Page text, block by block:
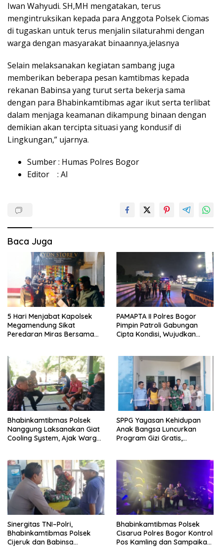
Iwan Wahyudi. SH,MH mengatakan, terus
mengintruksikan kepada para Anggota Polsek Ciomas
di tugaskan untuk terus menjalin silaturahmi dengan
warga dengan masyarakat binaannya,jelasnya
Selain melaksanakan kegiatan sambang juga
memberikan beberapa pesan kamtibmas kepada
rekanan Babinsa yang turut serta bekerja sama
dengan para Bhabinkamtibmas agar ikut serta terlibat
dalam menjaga keamanan dikampung binaan dengan
demikian akan tercipta situasi yang kondusif di
Lingkungan,” ujarnya.
Sumber : Humas Polres Bogor
Editor : AI
Baca Juga
5 Hari Menjabat Kapolsek
Megamendung Sikat
Peredaran Miras Bersama
PAMAPTA II Polres Bogor
Pimpin Patroli Gabungan
Cipta Kondisi, Wujudkan
Bhabinkamtibmas Polsek
Nanggung Laksanakan Giat
Cooling System, Ajak Warga
Kamtibmas
SPPG Yayasan Kehidupan
Anak Bangsa Luncurkan
Program Gizi Gratis,
Sinergitas TNI–Polri,
Bhabinkamtibmas Polsek
Cijeruk dan Babinsa
Bhabinkamtibmas Polsek
Cisarua Polres Bogor Kontrol
Pos Kamling dan Sampaikan